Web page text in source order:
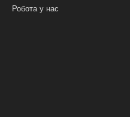
Робота у нас